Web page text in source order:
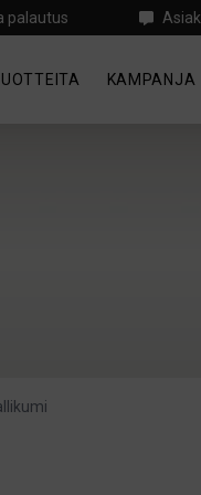
palautus
KAMPANJA